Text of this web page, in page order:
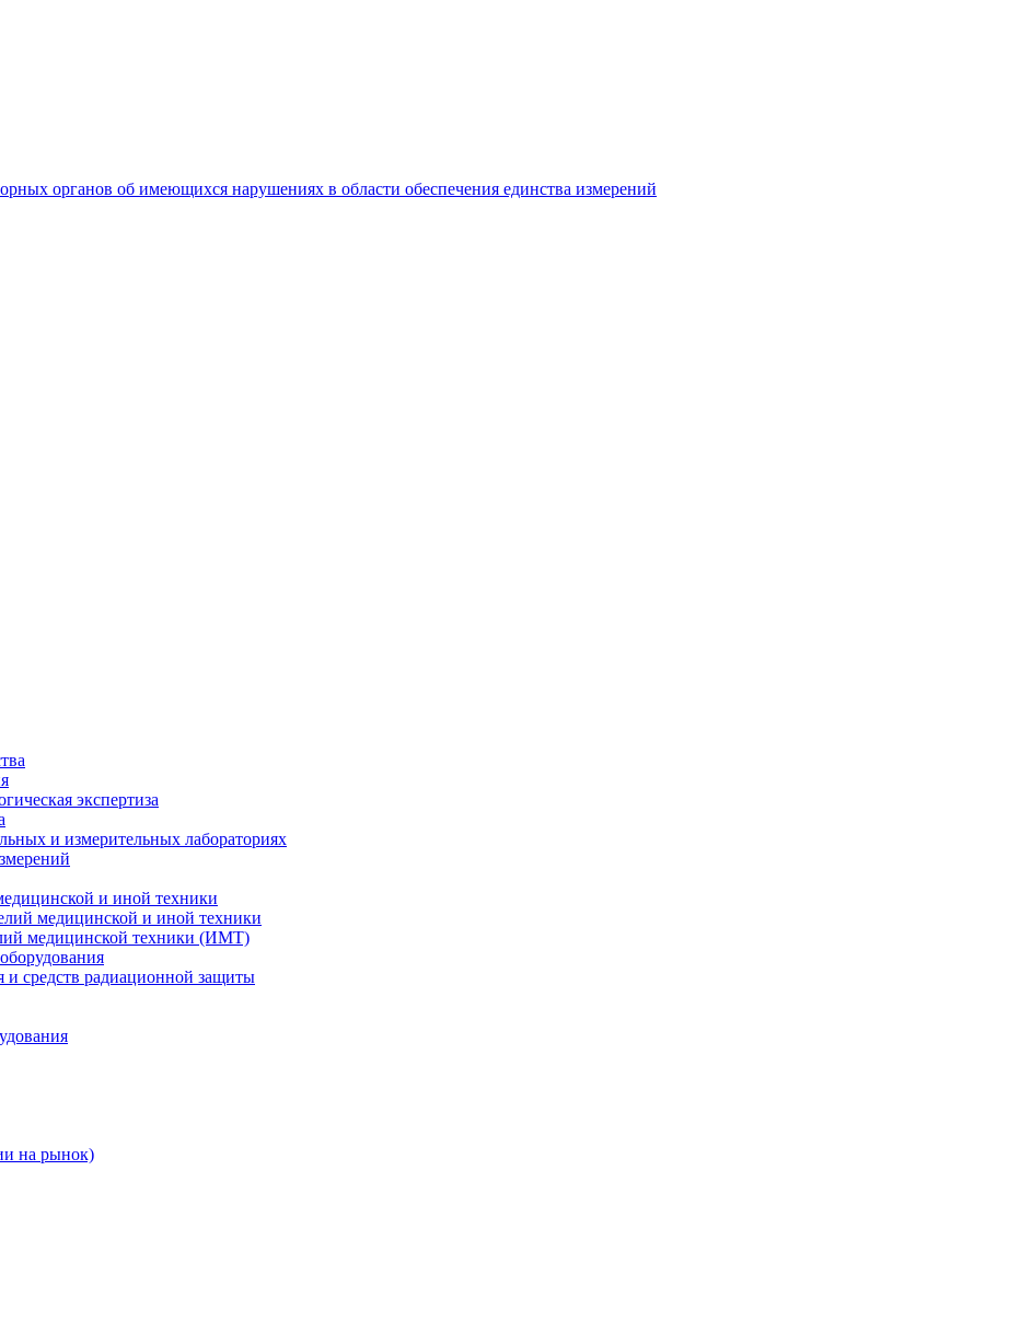
органов об имеющихся нарушениях в области обеспечения единства измерений
экспертиза
и измерительных лабораториях
и иной техники
медицинской и иной техники
медицинской техники (ИМТ)
и средств радиационной защиты
на рынок)